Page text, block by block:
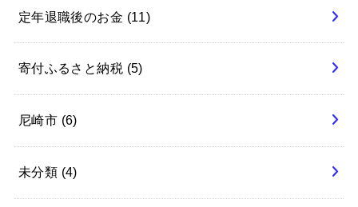
定年退職後のお金 (11)
寄付ふるさと納税 (5)
尼崎市 (6)
未分類 (4)